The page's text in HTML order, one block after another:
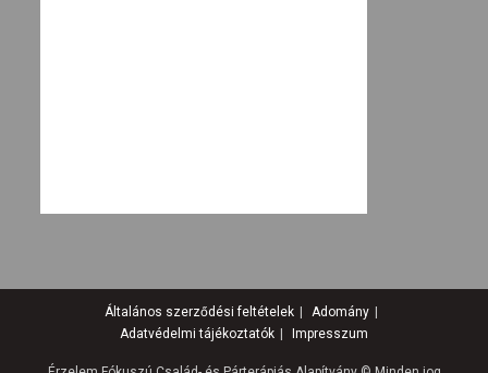
Általános szerződési feltételek
Adomány
Adatvédelmi tájékoztatók
Impresszum